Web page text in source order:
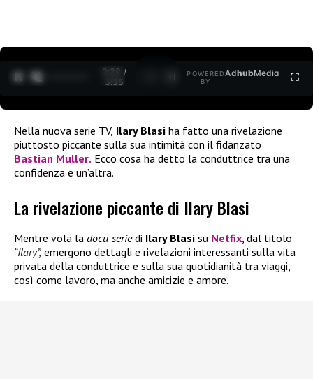
0:30 /
3:35
POWERED
BY
AdhubMedia
Nella nuova serie TV, Ilary Blasi ha fatto una rivelazione
piuttosto piccante sulla sua intimità con il fidanzato
Bastian Muller. Ecco cosa ha detto la conduttrice tra una
confidenza e un’altra.
La rivelazione piccante di Ilary Blasi
Mentre vola la docu-seriedi Ilary Blasi su Netfix, dal titolo
“Ilary”, emergono dettagli e rivelazioni interessanti sulla vita
privata della conduttrice e sulla sua quotidianità tra viaggi,
così come lavoro, ma anche amicizie e amore.